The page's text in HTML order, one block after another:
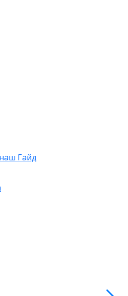
Гайд